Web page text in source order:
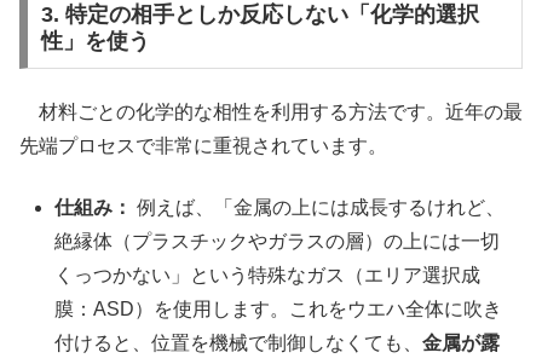
3. 特定の相手としか反応しない「化学的選択
性」を使う
材料ごとの化学的な相性を利用する方法です。近年の最
先端プロセスで非常に重視されています。
仕組み： 例えば、「金属の上には成長するけれど、
絶縁体（プラスチックやガラスの層）の上には一切
くっつかない」という特殊なガス（エリア選択成
膜：ASD）を使用します。これをウエハ全体に吹き
付けると、位置を機械で制御しなくても、金属が露